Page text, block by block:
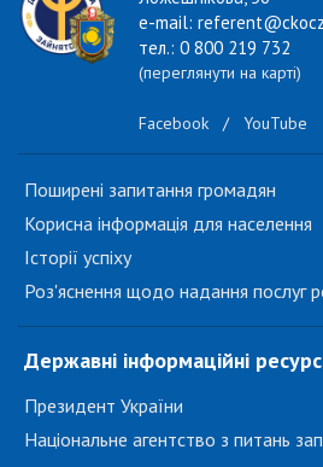
e-mail:
тел.: 0 800 219 732
(переглянути на карті)
Facebook / YouTube
Поширені запитання громадян
Корисна інформація для населення
Історії успіху
Роз'яснення щодо надання послуг
Державні інформаційні
Президент України
Національне агентство з питань